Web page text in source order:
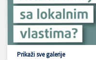
Prikaži sve galerije